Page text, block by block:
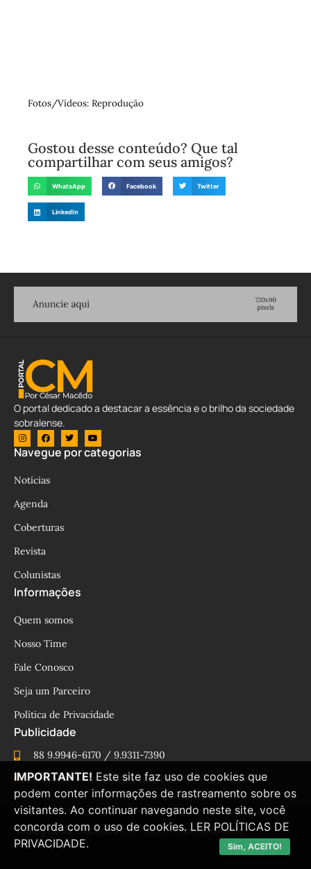
Fotos/Vídeos: Reprodução
Gostou desse conteúdo? Que tal
compartilhar com seus amigos?
WhatsApp Facebook Twitter
LinkedIn
O portal dedicado a destacar a essência e o brilho da sociedade
sobralense.
Navegue por categorias
Notícias
Agenda
Coberturas
Revista
Colunistas
Informações
Quem somos
Nosso Time
Fale Conosco
Seja um Parceiro
Política de Privacidade
Publicidade
88 9.9946-6170 / 9.9311-7390
cesinhamacedo@yahoo.com.br
© Blog César Macêdo 2015 – 2025 Todos os direitos
reservados.
IMPORTANTE! Este site faz uso de cookies que
podem conter informações de rastreamento sobre os
visitantes. Ao continuar navegando neste site, você
concorda com o uso de cookies. LER POLÍTICAS DE
PRIVACIDADE.
Sim, ACEITO!